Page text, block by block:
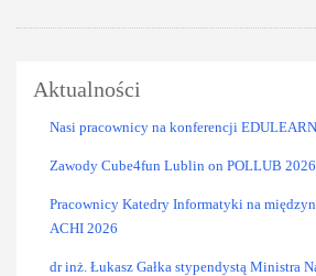
Aktualności
Nasi pracownicy na konferencji
Zawody Cube4fun Lublin on POLLUB 2026
Pracownicy Katedry Informatyki na
ACHI 2026
dr inż. Łukasz Gałka stypendystą Ministra